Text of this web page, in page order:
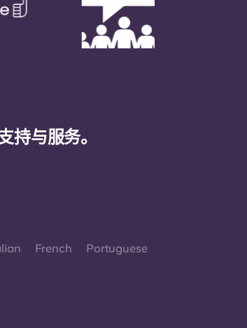
持与服务。
French Portuguese